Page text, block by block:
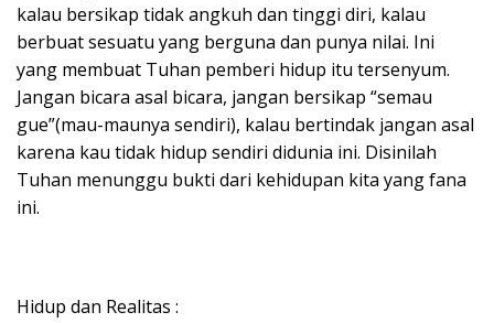
kalau bersikap tidak angkuh dan tinggi diri, kalau
berbuat sesuatu yang berguna dan punya nilai. Ini
yang membuat Tuhan pemberi hidup itu tersenyum.
Jangan bicara asal bicara, jangan bersikap “semau
gue”(mau-maunya sendiri), kalau bertindak jangan asal
karena kau tidak hidup sendiri didunia ini. Disinilah
Tuhan menunggu bukti dari kehidupan kita yang fana
ini.
Hidup dan Realitas :